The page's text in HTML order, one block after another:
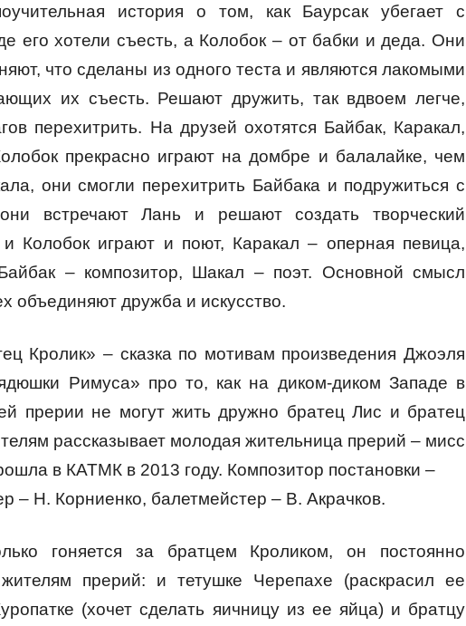
история о том, как Баурсак убегает с
его хотели съесть, а Колобок – от бабки и деда. Они
что сделаны из одного теста и являются лакомыми
их съесть. Решают дружить, так вдвоем легче,
перехитрить. На друзей охотятся Байбак, Каракал,
прекрасно играют на домбре и балалайке, чем
они смогли перехитрить Байбака и подружиться с
встречают Лань и решают создать творческий
и Колобок играют и поют, Каракал – оперная певица,
– композитор, Шакал – поэт. Основной смысл
объединяют дружба и искусство.
Кролик» – сказка по мотивам произведения Джоэля
Римуса» про то, как на диком-диком Западе в
прерии не могут жить дружно братец Лис и братец
рассказывает молодая жительница прерий – мисс
в КАТМК в 2013 году. Композитор постановки –
– Н. Корниенко, балетмейстер – В. Акрачков.
гоняется за братцем Кроликом, он постоянно
прерий: и тетушке Черепахе (раскрасил ее
(хочет сделать яичницу из ее яйца) и братцу